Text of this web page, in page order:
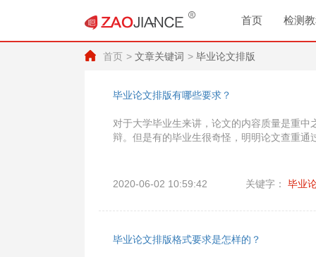
首页 检测
首页 文章关键词 毕业论文排版
毕业论文排版有哪些要求？
对于大学毕业生来讲，论文的内容质量是重
辩。但是有的毕业生很奇怪，明明论文查重
2020-06-02 10:59:42 关键字： 毕业
毕业论文排版格式要求是怎样的？